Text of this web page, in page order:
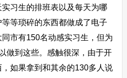
习生的排班表以及每天为哪
等琐碎的东西都做成了电子
市有150名动感实习生，但为
做到这些。感触很深，由于开
如果拿到和其余的130多人说